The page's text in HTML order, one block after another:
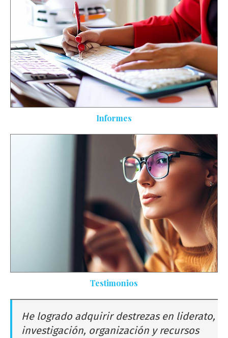
Informes
Testimonios
He logrado adquirir destrezas en liderato,
investigación, organización y recursos